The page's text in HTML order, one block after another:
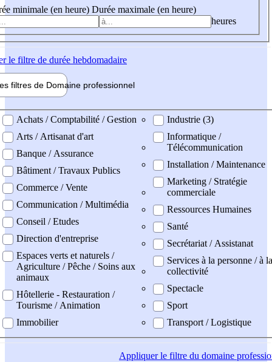
minimale (en heure) Durée maximale (en heure)
heures
le filtre de durée hebdomadaire
filtres de Domaine professionnel
professionel
Achats / Comptabilité / Gestion
Arts / Artisanat d'art
Banque / Assurance
Bâtiment / Travaux Publics
Commerce / Vente
Communication / Multimédia
Conseil / Etudes
Direction d'entreprise
Espaces verts et naturels /
Agriculture / Pêche / Soins aux
animaux
Hôtellerie - Restauration /
Tourisme / Animation
Immobilier
Industrie (3)
Informatique /
Télécommunication
Installation / Maintenance
Marketing / Stratégie
commerciale
Ressources Humaines
Santé
Secrétariat / Assistanat
Services à la personne / à la
collectivité
Spectacle
Sport
Transport / Logistique
Appliquerle filtre du domaine